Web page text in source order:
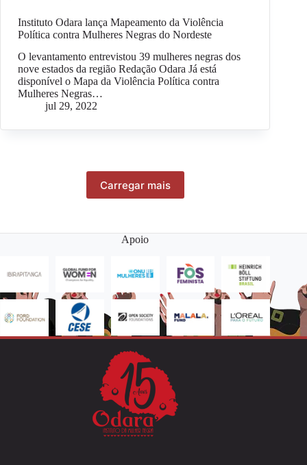
Instituto Odara lança Mapeamento da Violência
Política contra Mulheres Negras do Nordeste
O levantamento entrevistou 39 mulheres negras dos
nove estados da região Redação Odara Já está
disponível o Mapa da Violência Política contra
Mulheres Negras…
jul 29, 2022
Carregar mais
Apoio